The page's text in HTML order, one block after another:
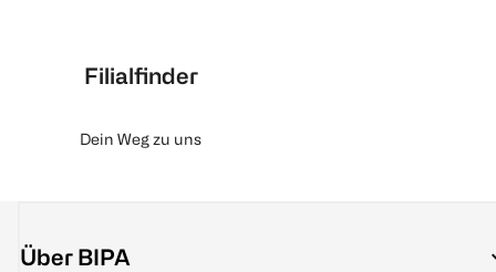
Filialfinder
Dein Weg zu uns
Über BIPA